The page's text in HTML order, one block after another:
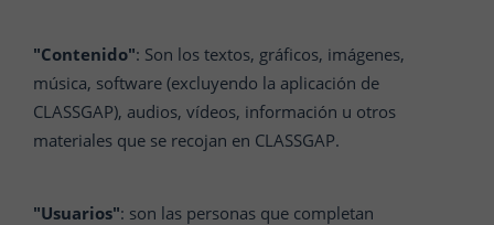
"Contenido": Son los textos, gráficos, imágenes,
música, software (excluyendo la aplicación de
CLASSGAP), audios, vídeos, información u otros
materiales que se recojan en CLASSGAP.
"Usuarios": son las personas que completan